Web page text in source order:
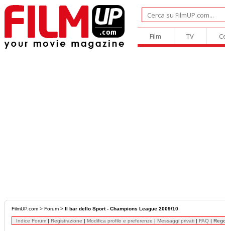
Film TV
FilmUP.com > Forum > Il bar dello Sport - Champions League 2009/10
Indice Forum | Registrazione | Modifica profilo e preferenze | Messaggi privati | FAQ |